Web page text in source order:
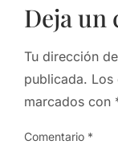
Deja un
Tu dirección
publicada. Los
marcados con
Comentario *